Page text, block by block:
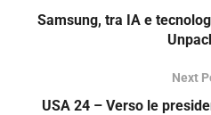
Samsung, tra IA e
Next
USA 24 – Verso le